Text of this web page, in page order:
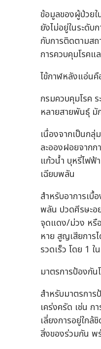
ข้อมูลของผู้ป่วยใ
ยังไม่อยู่ในระดับ
กับการติดตามสถ
การควบคุมโรคแ
ไข้กาฬหลังแอ่นคื
กรมควบคุมโรค
หลายสายพันธุ์ มั
เนื่องจากเป็นก
ละอองฝอยจากก
แก้วน้ำ บุหรี่ไฟฟ้
เฉียบพลัน
สำหรับอาการเบื้
พลัน ปวดศีรษะอ
จุดแดง/ม่วง หรื
หาย สูญเสียการ
รวดเร็ว โดย 1
มาตรการป้องกัน
สำหรับมาตรการ
เคร่งครัด เช่น
เลี่ยงการอยู่ใกล้
สิ่งของร่วมกัน พ